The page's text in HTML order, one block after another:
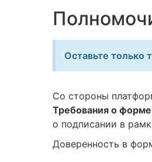
Оставьте только
Со стороны
Требования о
о подписании в
Доверенность в